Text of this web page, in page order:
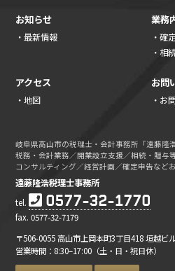
お知らせ
・最新情報
業務
・確
・相
アクセス
・地図
お問
・お
岐阜県高山市の税理士・会計事務所「遠藤隆
税務・会計業務／開業設立支援／相続・贈与
コンサルティング／経営計画／確定申告など
遠藤隆浩税理士事務所
tel. 0577-32-1770
fax. 0577-32-7179
〒506-0055 高山市上岡本町3丁目418 垣越ビ
営業時間：8:30–17:00（土・日・祝日休）